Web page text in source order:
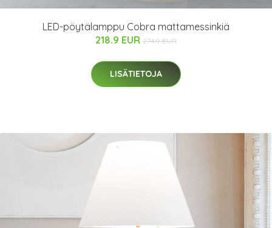
LED-pöytälamppu Cobra mattamessinkiä
218.9 EUR 274.9 EUR
LISÄTIETOJA